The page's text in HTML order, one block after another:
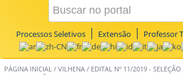
Processos Seletivos Extensão Professor
PÁGINA INICIAL / VILHENA / EDITAL Nº 11/2019 -